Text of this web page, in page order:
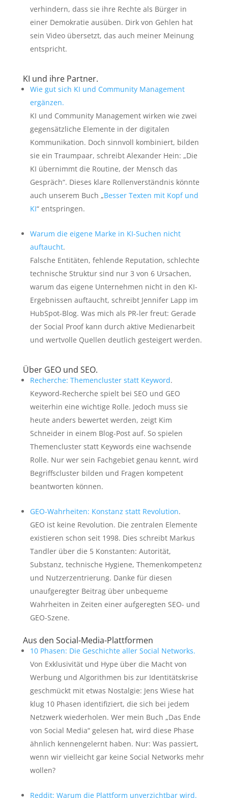
verhindern, dass sie ihre Rechte als Bürger in
einer Demokratie ausüben. Dirk von Gehlen hat
sein Video übersetzt, das auch meiner Meinung
entspricht.
KI und ihre Partner.
Wie gut sich KI und Community Management
ergänzen.
KI und Community Management wirken wie zwei
gegensätzliche Elemente in der digitalen
Kommunikation. Doch sinnvoll kombiniert, bilden
sie ein Traumpaar, schreibt Alexander Hein: „Die
KI übernimmt die Routine, der Mensch das
Gespräch“. Dieses klare Rollenverständnis könnte
auch unserem Buch „Besser Texten mit Kopf und
KI“ entspringen.
Warum die eigene Marke in KI-Suchen nicht
auftaucht.
Falsche Entitäten, fehlende Reputation, schlechte
technische Struktur sind nur 3 von 6 Ursachen,
warum das eigene Unternehmen nicht in den KI-
Ergebnissen auftaucht, schreibt Jennifer Lapp im
HubSpot-Blog. Was mich als PR-ler freut: Gerade
der Social Proof kann durch aktive Medienarbeit
und wertvolle Quellen deutlich gesteigert werden.
Über GEO und SEO.
Recherche: Themencluster statt Keyword.
Keyword-Recherche spielt bei SEO und GEO
weiterhin eine wichtige Rolle. Jedoch muss sie
heute anders bewertet werden, zeigt Kim
Schneider in einem Blog-Post auf. So spielen
Themencluster statt Keywords eine wachsende
Rolle. Nur wer sein Fachgebiet genau kennt, wird
Begriffscluster bilden und Fragen kompetent
beantworten können.
GEO-Wahrheiten: Konstanz statt Revolution.
GEO ist keine Revolution. Die zentralen Elemente
existieren schon seit 1998. Dies schreibt Markus
Tandler über die 5 Konstanten: Autorität,
Substanz, technische Hygiene, Themenkompetenz
und Nutzerzentrierung. Danke für diesen
unaufgeregter Beitrag über unbequeme
Wahrheiten in Zeiten einer aufgeregten SEO- und
GEO-Szene.
Aus den Social-Media-Plattformen
10 Phasen: Die Geschichte aller Social Networks.
Von Exklusivität und Hype über die Macht von
Werbung und Algorithmen bis zur Identitätskrise
geschmückt mit etwas Nostalgie: Jens Wiese hat
klug 10 Phasen identifiziert, die sich bei jedem
Netzwerk wiederholen. Wer mein Buch „Das Ende
von Social Media“ gelesen hat, wird diese Phase
ähnlich kennengelernt haben. Nur: Was passiert,
wenn wir vielleicht gar keine Social Networks mehr
wollen?
Reddit: Warum die Plattform unverzichtbar wird.